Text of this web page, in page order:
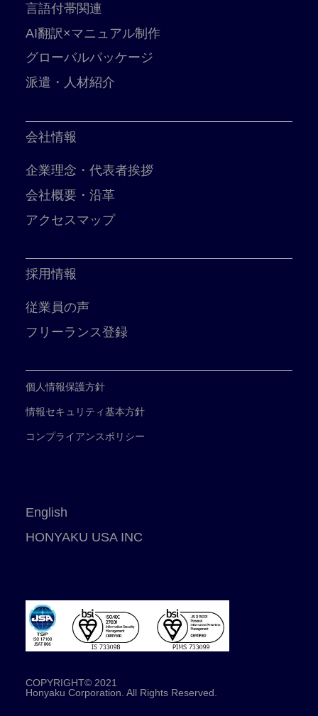
言語付帯関連
AI翻訳×マニュアル制作
グローバルパッケージ
派遣・人材紹介
会社情報
企業理念・代表者挨拶
会社概要・沿革
アクセスマップ
採用情報
従業員の声
フリーランス登録
個人情報保護方針
情報セキュリティ基本方針
コンプライアンスポリシー
English
HONYAKU USA INC
COPYRIGHT© 2021
Honyaku Corporation. All Rights Reserved.